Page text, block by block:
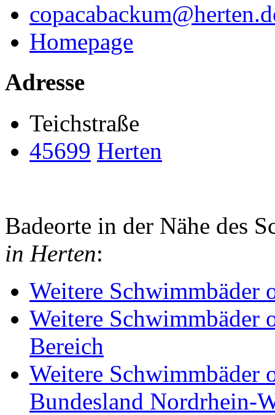
Homepage
Adresse
Teichstraße
45699 Herten
Badeorte in der Nähe des
in Herten:
Weitere Schwimmbäder
Weitere Schwimmbäder
Bereich
Weitere Schwimmbäder
Bundesland Nordrhein-